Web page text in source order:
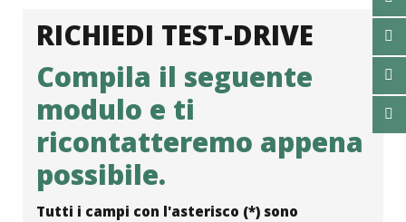
RICHIEDI TEST-DRIVE
Compila il seguente
modulo e ti
ricontatteremo appena
possibile.
Tutti i campi con l'asterisco (*) sono